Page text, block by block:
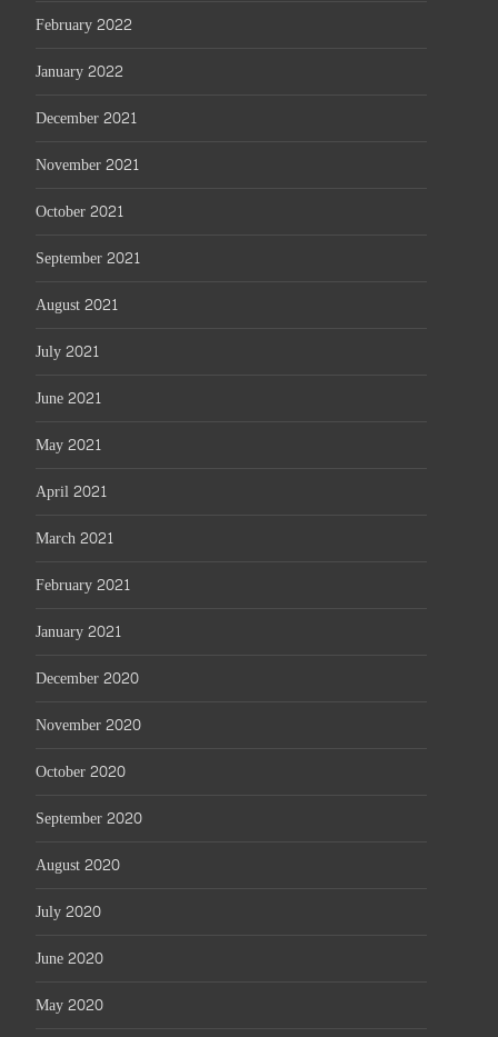
February 2022
January 2022
December 2021
November 2021
October 2021
September 2021
August 2021
July 2021
June 2021
May 2021
April 2021
March 2021
February 2021
January 2021
December 2020
November 2020
October 2020
September 2020
August 2020
July 2020
June 2020
May 2020